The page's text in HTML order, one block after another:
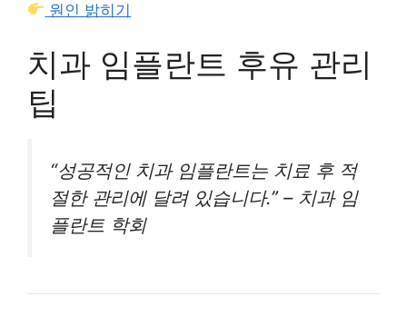
원인 밝히기
치과 임플란트 후유 관리
팁
“성공적인 치과 임플란트는 치료 후 적
절한 관리에 달려 있습니다.” – 치과 임
플란트 학회